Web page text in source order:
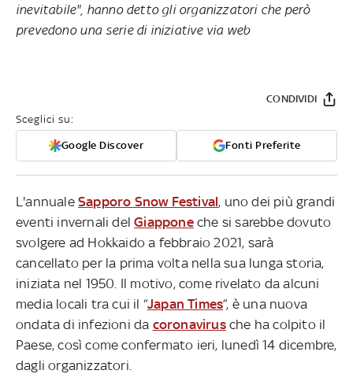
inevitabile", hanno detto gli organizzatori che però
prevedono una serie di iniziative via web
Sceglici su:
Google Discover Fonti Preferite
CONDIVIDI
L'annuale Sapporo Snow Festival, uno dei più grandi
eventi invernali delGiapponeche si sarebbe dovuto
svolgere ad Hokkaido a febbraio 2021, sarà
cancellato per la prima volta nella sua lunga storia,
iniziata nel 1950. Il motivo, come rivelato da alcuni
media locali tra cui il “Japan Times”, è una nuova
ondata di infezioni da coronavirusche ha colpito il
Paese, così come confermato ieri, lunedì 14 dicembre,
dagli organizzatori.